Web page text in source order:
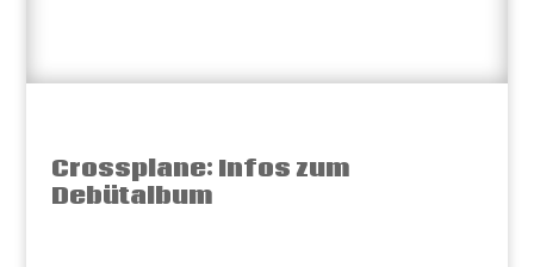
Crossplane: Infos zum
Debütalbum